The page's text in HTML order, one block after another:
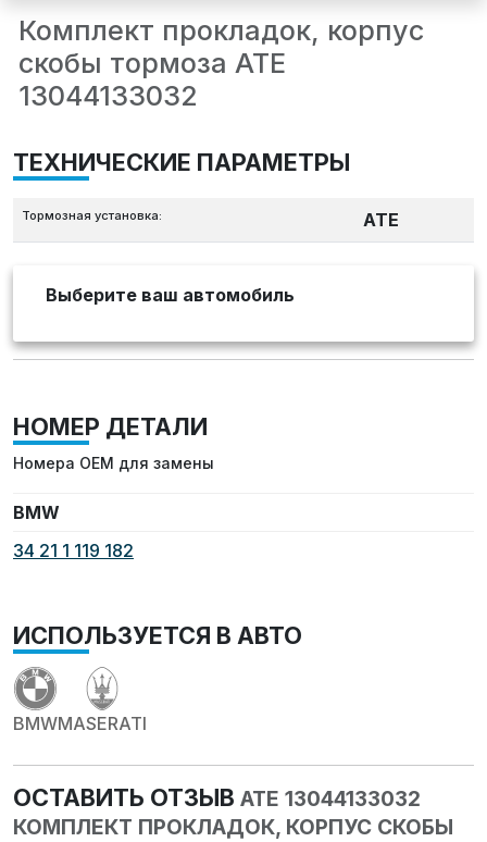
Комплект прокладок, корпус
скобы тормоза ATE
13044133032
ТЕХНИЧЕСКИЕ ПАРАМЕТРЫ
Тормозная установка: ATE
Выберите ваш автомобиль
НОМЕР ДЕТАЛИ
Номера OEM для замены
BMW
34 21 1 119 182
ИСПОЛЬЗУЕТСЯ В АВТО
BMWMASERATI
ОСТАВИТЬ ОТЗЫВ ATE 13044133032
КОМПЛЕКТ ПРОКЛАДОК, КОРПУС СКОБЫ